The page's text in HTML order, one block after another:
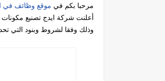
مرحبا بكم في موقع وظائف في
أعلنت شركة ايدج تصنيع
وذلك وفقا لشروط وبنود التي